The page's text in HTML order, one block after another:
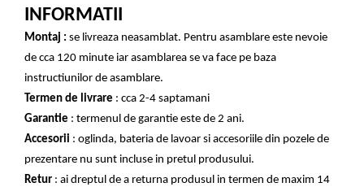
INFORMATII
Montaj : se livreaza neasamblat. Pentru asamblare este nevoie
de cca 120 minute iar asamblarea se va face pe baza
instructiunilor de asamblare.
Termen de livrare : cca 2-4 saptamani
Garantie : termenul de garantie este de 2 ani.
Accesorii : oglinda, bateria de lavoar si accesoriile din pozele de
prezentare nu sunt incluse in pretul produsului.
Retur : ai dreptul de a returna produsul in termen de maxim 14